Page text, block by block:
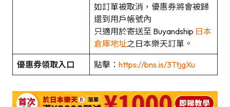
如訂單被取消，優惠券將會被歸
還到用戶帳號內
只適用於寄送至 Buyandship 日本
倉庫地址之日本樂天訂單。
優惠券領取入口 點擊： https://bns.is/3TtjgXu